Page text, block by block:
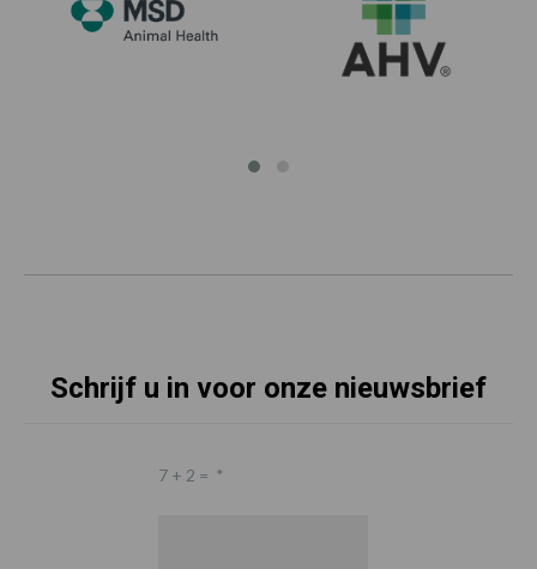
Schrijf u in voor onze nieuwsbrief
7 + 2 = *